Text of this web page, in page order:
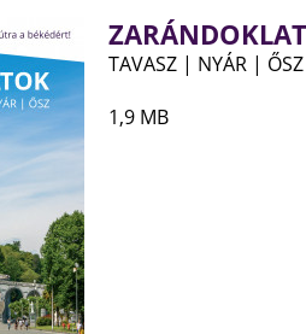
TAVASZ | NYÁR | ŐSZ
1,9 MB